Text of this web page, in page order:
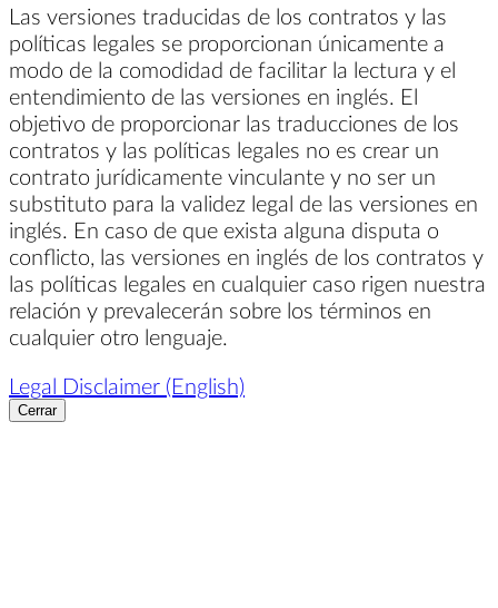
Las versiones traducidas de los contratos y las
políticas legales se proporcionan únicamente a
modo de la comodidad de facilitar la lectura y el
entendimiento de las versiones en inglés. El
objetivo de proporcionar las traducciones de los
contratos y las políticas legales no es crear un
contrato jurídicamente vinculante y no ser un
substituto para la validez legal de las versiones en
inglés. En caso de que exista alguna disputa o
conflicto, las versiones en inglés de los contratos y
las políticas legales en cualquier caso rigen nuestra
relación y prevalecerán sobre los términos en
cualquier otro lenguaje.
Legal Disclaimer (English)
Cerrar